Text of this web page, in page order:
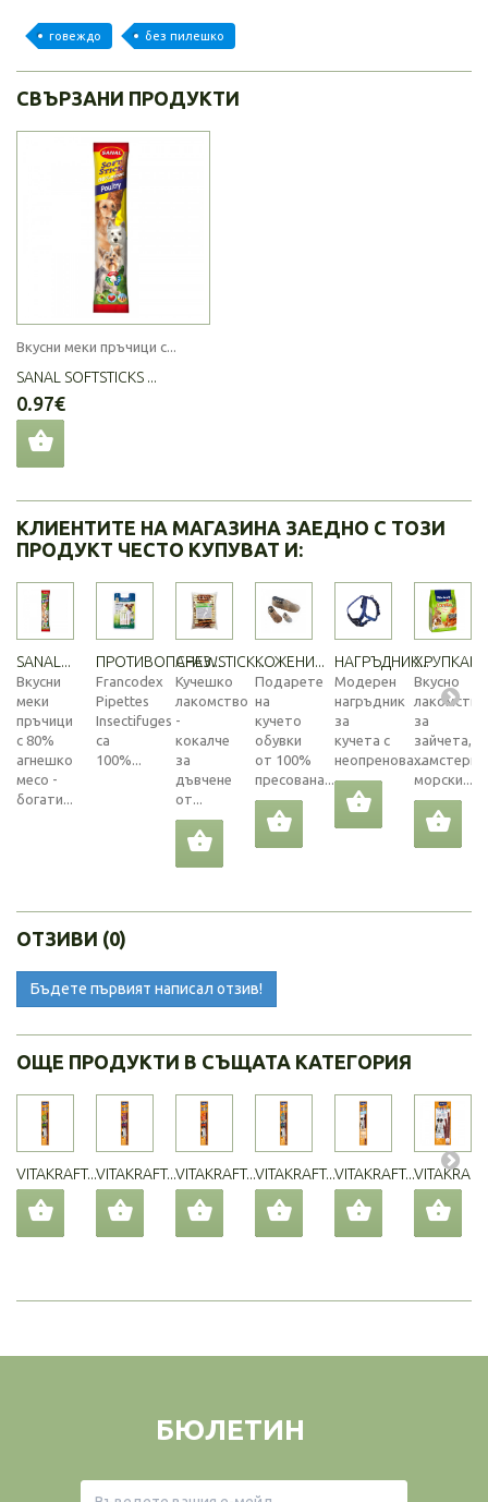
говеждо без пилешко
СВЪРЗАНИ ПРОДУКТИ
Вкусни меки пръчици с...
SANAL SOFTSTICKS ...
0.97€
КЛИЕНТИТЕ НА МАГАЗИНА ЗАЕДНО С ТОЗИ
ПРОДУКТ ЧЕСТО КУПУВАТ И:
SANAL...
Вкусни
меки
пръчици
с 80%
агнешко
месо -
богати...
ПРОТИВОПАРАЗ...
Francodex
Pipettes
Insectifuges
са
100%...
CHEWSTICK...
Кучешко
лакомство
-
кокалче
за
дъвчене
от...
КОЖЕНИ...
Подарете
на
кучето
обувки
от 100%
пресована...
НАГРЪДНИК...
Модерен
нагръдник
за
кучета с
неопренова...
Вкусно
лакомство
за
зайчета,
хамстери,
морски...
ОТЗИВИ (0)
Бъдете първият написал отзив!
ОЩЕ ПРОДУКТИ В СЪЩАТА КАТЕГОРИЯ
VITAKRAFT...VITAKRAFT...VITAKRAFT...VITAKRAFT...VITAKRAFT...
БЮЛЕТИН